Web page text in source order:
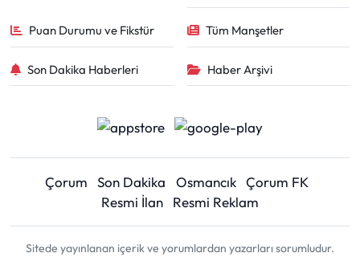
Puan Durumu ve Fikstür Tüm Manşetler
Son Dakika Haberleri Haber Arşivi
Çorum Son Dakika Osmancık Çorum FK
Resmi İlan
Resmi Reklam
Sitede yayınlanan içerik ve yorumlardan yazarları sorumludur.